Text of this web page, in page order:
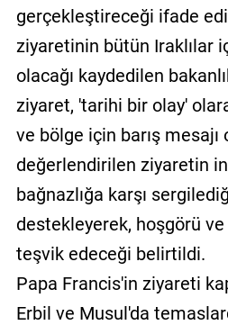
gerçekleştireceği ifade
ziyaretinin bütün Iraklılar
olacağı kaydedilen
ziyaret, 'tarihi bir olay'
ve bölge için barış mesajı
değerlendirilen ziyaretin
bağnazlığa karşı
destekleyerek, hoşgörü
teşvik edeceği belirtildi.
Papa Francis'in ziyareti
Erbil ve Musul'da